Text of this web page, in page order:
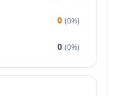
0 (0%)
0 (0%)